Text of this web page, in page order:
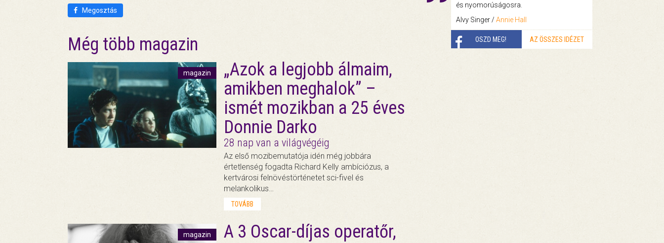
Megosztás
Még több magazin
magazin
„Azok a legjobb álmaim,
amikben meghalok” –
ismét mozikban a 25 éves
Donnie Darko
28 nap van a világvégéig
Az első mozibemutatója idén még jobbára
értetlenség fogadta Richard Kelly ambíciózus, a
kertvárosi felnövéstörténetet sci-fivel és
melankolikus…
TOVÁBB
magazin
A 3 Oscar-díjas operatőr,
és nyomorúságosra.
Alvy Singer / Annie Hall
OSZD MEG! AZ ÖSSZES IDÉZET